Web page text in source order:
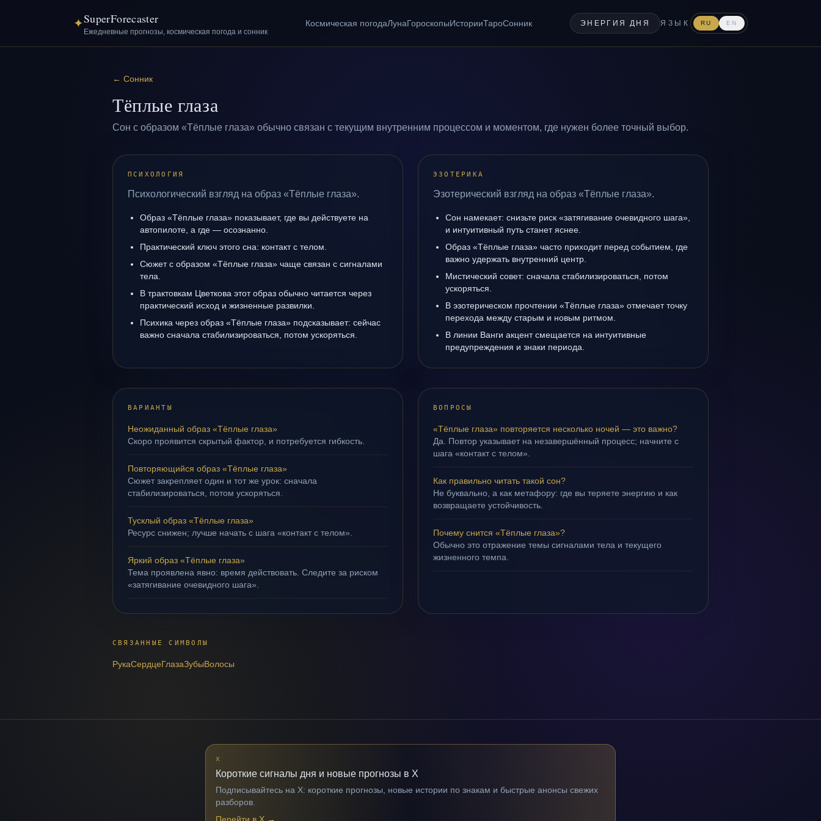
✦SuperForecaster
Ежедневные прогнозы, космическая погода и сонник
Космическая погодаЛунаГороскопыИсторииТароСонник ЭНЕРГИЯ ДНЯ ЯЗЫК RU EN
← Сонник
Тёплые глаза
Сон с образом «Тёплые глаза» обычно связан с текущим внутренним процессом и моментом, где нужен более точный выбор.
ПСИХОЛОГИЯ
Психологический взгляд на образ «Тёплые глаза».
Образ «Тёплые глаза» показывает, где вы действуете на
автопилоте, а где — осознанно.
Практический ключ этого сна: контакт с телом.
Сюжет с образом «Тёплые глаза» чаще связан с сигналами
тела.
В трактовкам Цветкова этот образ обычно читается через
практический исход и жизненные развилки.
Психика через образ «Тёплые глаза» подсказывает: сейчас
важно сначала стабилизироваться, потом ускоряться.
ЭЗОТЕРИКА
Эзотерический взгляд на образ «Тёплые глаза».
Сон намекает: снизьте риск «затягивание очевидного шага»,
и интуитивный путь станет яснее.
Образ «Тёплые глаза» часто приходит перед событием, где
важно удержать внутренний центр.
Мистический совет: сначала стабилизироваться, потом
ускоряться.
В эзотерическом прочтении «Тёплые глаза» отмечает точку
перехода между старым и новым ритмом.
В линии Ванги акцент смещается на интуитивные
предупреждения и знаки периода.
ВАРИАНТЫ
Неожиданный образ «Тёплые глаза»
Скоро проявится скрытый фактор, и потребуется гибкость.
Повторяющийся образ «Тёплые глаза»
Сюжет закрепляет один и тот же урок: сначала
стабилизироваться, потом ускоряться.
Тусклый образ «Тёплые глаза»
Ресурс снижен; лучше начать с шага «контакт с телом».
Яркий образ «Тёплые глаза»
Тема проявлена явно: время действовать. Следите за риском
«затягивание очевидного шага».
ВОПРОСЫ
«Тёплые глаза» повторяется несколько ночей — это важно?
Да. Повтор указывает на незавершённый процесс; начните с
шага «контакт с телом».
Как правильно читать такой сон?
Не буквально, а как метафору: где вы теряете энергию и как
возвращаете устойчивость.
Почему снится «Тёплые глаза»?
Обычно это отражение темы сигналами тела и текущего
жизненного темпа.
СВЯЗАННЫЕ СИМВОЛЫ
РукаСердцеГлазаЗубыВолосы
X
Короткие сигналы дня и новые прогнозы в X
Подписывайтесь на X: короткие прогнозы, новые истории по знакам и быстрые анонсы свежих
разборов.